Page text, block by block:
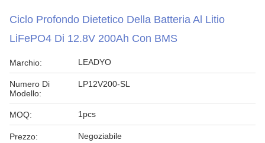
Ciclo Profondo Dietetico Della Batteria Al Litio
LiFePO4 Di 12.8V 200Ah Con BMS
Marchio: LEADYO
Numero Di
Modello:
LP12V200-SL
MOQ: 1pcs
Prezzo: Negoziabile